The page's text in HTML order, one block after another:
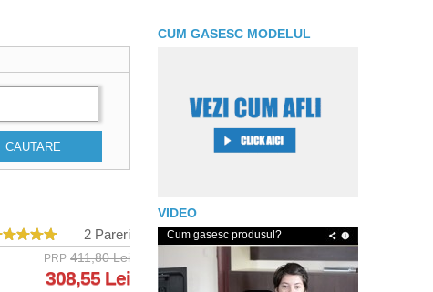
CAUTARE
2 Pareri
PRP 411,80 Lei
308,55 Lei
CUM GASESC MODELUL
VIDEO
Cum gasesc produsul?